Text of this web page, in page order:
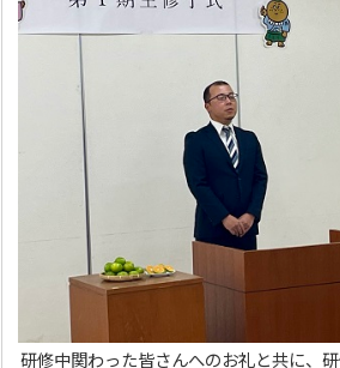
研修中関わった皆さんへのお礼と共に、